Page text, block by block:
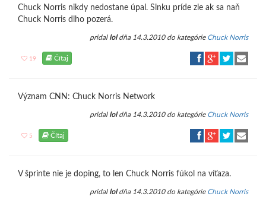
Chuck Norris nikdy nedostane úpal. Slnku príde zle ak sa naň
Chuck Norris dlho pozerá.
pridal loldňa 14.3.2010 do kategórie Chuck Norris
19 Čítaj
Význam CNN: Chuck Norris Network
pridal loldňa 14.3.2010 do kategórie Chuck Norris
5 Čítaj
V šprinte nie je doping, to len Chuck Norris fúkol na víťaza.
pridal loldňa 14.3.2010 do kategórie Chuck Norris